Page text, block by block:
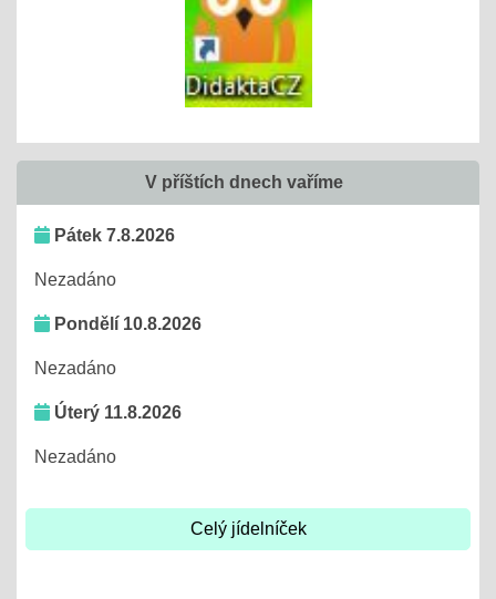
V příštích dnech vaříme
Pátek 7.8.2026
Nezadáno
Pondělí 10.8.2026
Nezadáno
Úterý 11.8.2026
Nezadáno
Celý jídelníček